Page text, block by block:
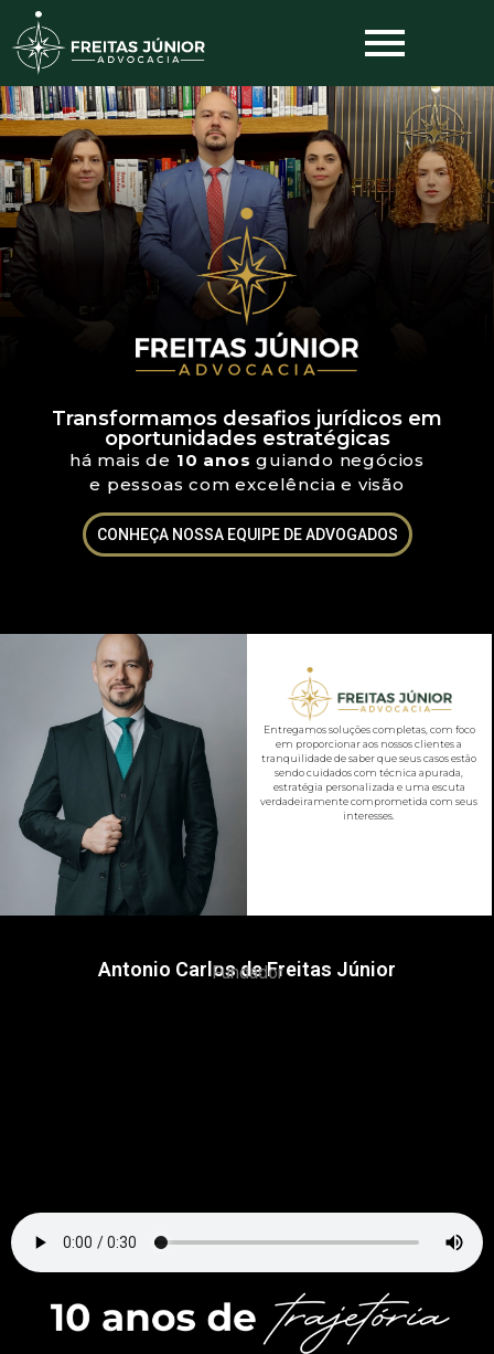
Transformamos desafios jurídicos em
oportunidades estratégicas
há mais de 10 anos guiando negócios
e pessoas com excelência e visão
CONHEÇA NOSSA EQUIPE DE ADVOGADOS
Entregamos soluções completas, com foco
em proporcionar aos nossos clientes a
tranquilidade de saber que seus casos estão
sendo cuidados com técnica apurada,
estratégia personalizada e uma escuta
verdadeiramente comprometida com seus
interesses.
Antonio Carlos de Freitas Júnior
Fundador